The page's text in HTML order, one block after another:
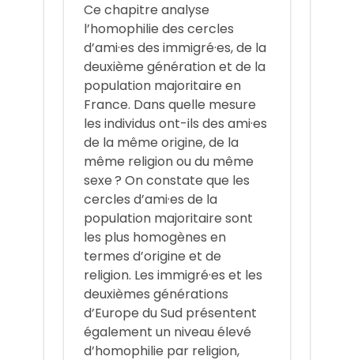
Ce chapitre analyse
l’homophilie des cercles
d’ami·es des immigré·es, de la
deuxième génération et de la
population majoritaire en
France. Dans quelle mesure
les individus ont-ils des ami·es
de la même origine, de la
même religion ou du même
sexe ? On constate que les
cercles d’ami·es de la
population majoritaire sont
les plus homogènes en
termes d’origine et de
religion. Les immigré·es et les
deuxièmes générations
d’Europe du Sud présentent
également un niveau élevé
d’homophilie par religion,